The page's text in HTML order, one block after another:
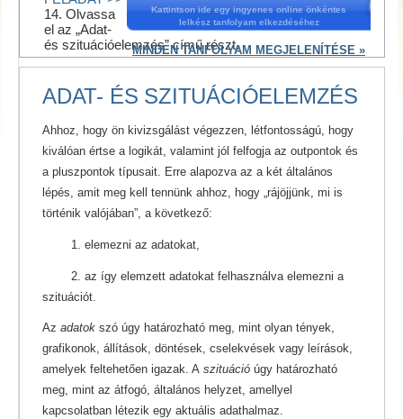
Kattintson ide egy ingyenes online önkéntes
lelkész tanfolyam elkezdéséhez
MINDEN TANFOLYAM MEGJELENÍTÉSE »
14. Olvassa
el az „Adat-
és szituációelemzés” című részt.
ADAT- ÉS SZITUÁCIÓELEMZÉS
Ahhoz, hogy ön kivizsgálást végezzen, létfontosságú, hogy
kiválóan értse a logikát, valamint jól felfogja az outpontok és
a pluszpontok típusait. Erre alapozva az a két általános
lépés, amit meg kell tennünk ahhoz, hogy „rájöjjünk, mi is
történik valójában”, a következő:
1. elemezni az adatokat,
2. az így elemzett adatokat felhasználva elemezni a
szituációt.
Az adatok szó úgy határozható meg, mint olyan tények,
grafikonok, állítások, döntések, cselekvések vagy leírások,
amelyek feltehetően igazak. A szituáció úgy határozható
meg, mint az átfogó, általános helyzet, amellyel
kapcsolatban létezik egy aktuális adathalmaz.